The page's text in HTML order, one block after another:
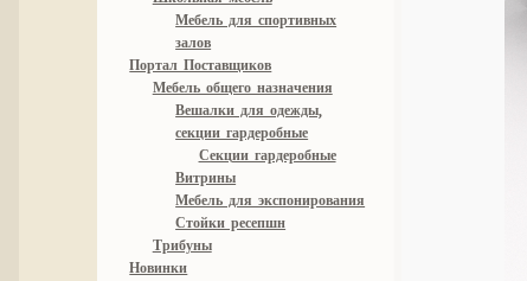
Мебель для спортивных
залов
Портал Поставщиков
Мебель общего назначения
Вешалки для одежды,
секции гардеробные
Секции гардеробные
Витрины
Мебель для экспонирования
Стойки ресепшн
Трибуны
Новинки